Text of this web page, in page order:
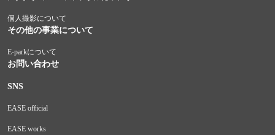
個人撮影について
その他の事業について
E-parkについて
お問い合わせ
SNS
EASE official
EASE works